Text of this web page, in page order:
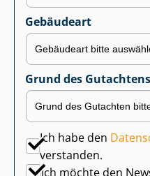
Gebäudeart
Grund des Gutachtens
Ich habe den
verstanden.
Ich möchte den